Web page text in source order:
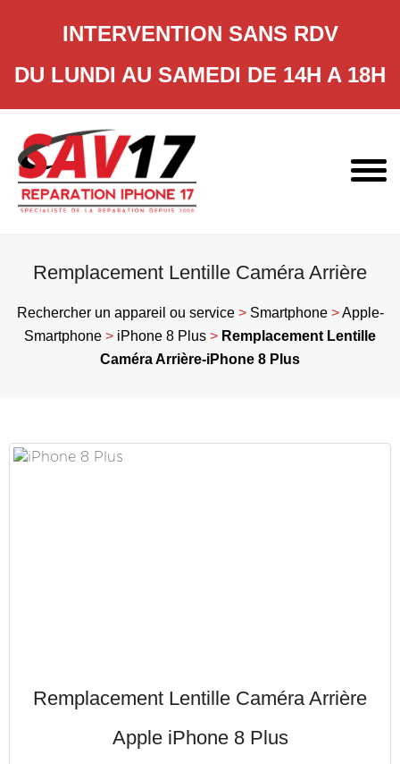
INTERVENTION SANS RDV
DU LUNDI AU SAMEDI DE 14H A 18H
content
Remplacement Lentille Caméra Arrière
Rechercher un appareil ou service> Smartphone>Apple-
Smartphone > iPhone 8 Plus > Remplacement Lentille
Caméra Arrière-iPhone 8 Plus
Remplacement Lentille Caméra Arrière
Apple iPhone 8 Plus